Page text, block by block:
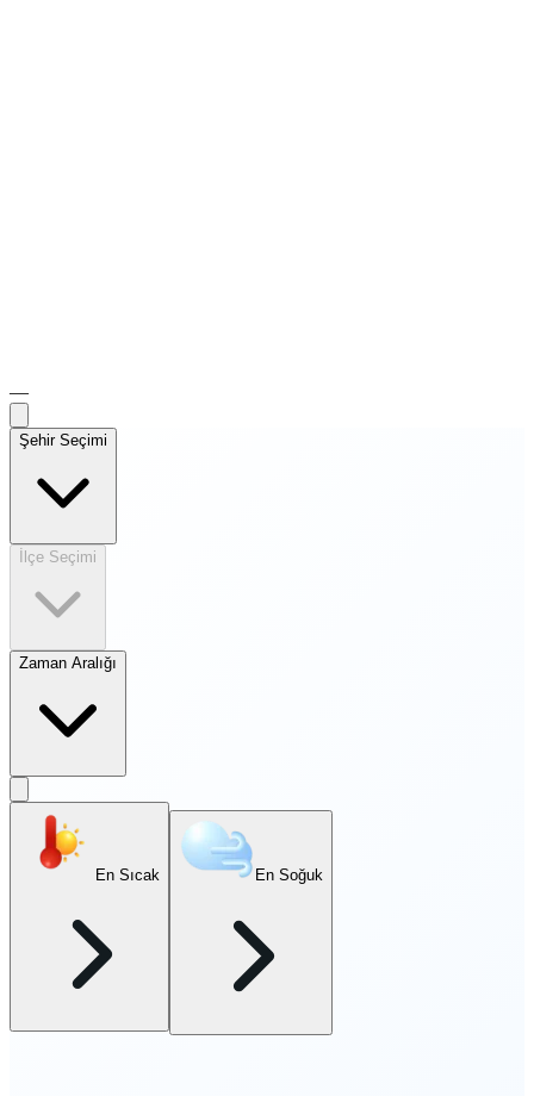
—
Şehir Seçimi
İlçe Seçimi
Zaman Aralığı
En Sıcak En Soğuk